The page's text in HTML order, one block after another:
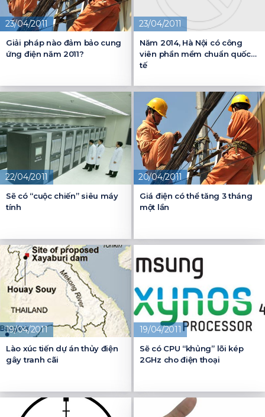
23/04/2011
Giải pháp nào đảm bảo cung
ứng điện năm 2011?
23/04/2011
Năm 2014, Hà Nội có công
viên phần mềm chuẩn quốc
tế
22/04/2011
Sẽ có “cuộc chiến” siêu máy
tính
20/04/2011
Giá điện có thể tăng 3 tháng
một lần
19/04/2011
Lào xúc tiến dự án thủy điện
gây tranh cãi
19/04/2011
Sẽ có CPU “khủng” lõi kép
2GHz cho điện thoại